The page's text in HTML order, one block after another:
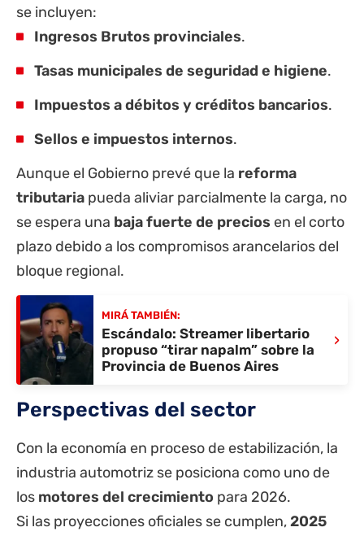
se incluyen:
Ingresos Brutos provinciales.
Tasas municipales de seguridad e higiene.
Impuestos a débitos y créditos bancarios.
Sellos e impuestos internos.
Aunque el Gobierno prevé que la reforma
tributaria pueda aliviar parcialmente la carga, no
se espera una baja fuerte de precios en el corto
plazo debido a los compromisos arancelarios del
bloque regional.
MIRÁ TAMBIÉN:
Escándalo: Streamer libertario
propuso “tirar napalm” sobre la
Provincia de Buenos Aires
›
Perspectivas del sector
Con la economía en proceso de estabilización, la
industria automotriz se posiciona como uno de
los motores del crecimiento para 2026.
Si las proyecciones oficiales se cumplen,2025